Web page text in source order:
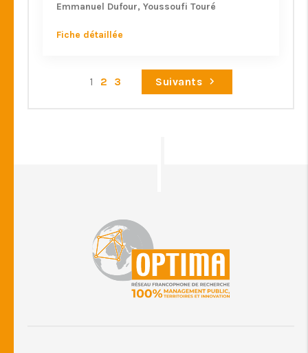
Emmanuel Dufour Youssoufi Touré
Fiche détaillée
1 2 3 Suivants